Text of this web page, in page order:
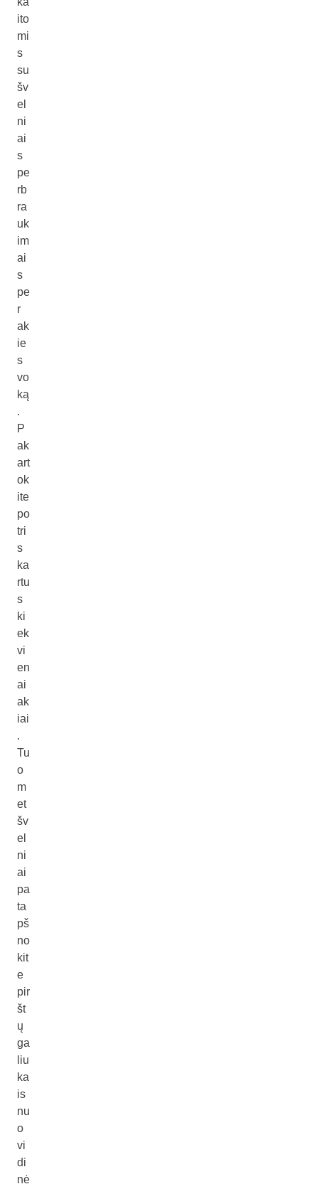
ito
mi
s
su
šv
el
ni
ai
s
pe
rb
ra
uk
im
ai
s
pe
r
ak
ie
s
vo
ką
.
P
ak
art
ok
ite
po
tri
s
ka
rtu
s
ki
ek
vi
en
ai
ak
iai
.
Tu
o
m
et
šv
el
ni
ai
pa
ta
pš
no
kit
e
pir
št
ų
ga
liu
ka
is
nu
o
vi
di
nė